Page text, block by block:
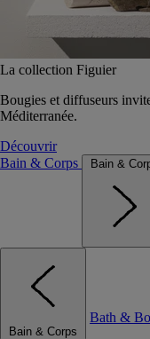
La collection Figuier
Bougies et diffuseurs
Méditerranée.
Découvrir
Bain & Corps
Bain &
Bain & Corps
Bath &